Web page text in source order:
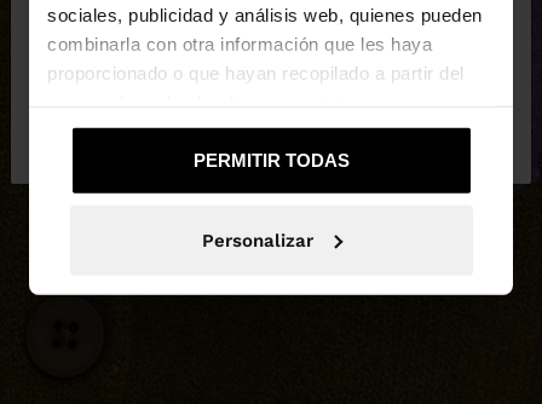
sociales, publicidad y análisis web, quienes pueden
combinarla con otra información que les haya
proporcionado o que hayan recopilado a partir del
PERMITIR TODAS
Personalizar
la web de United States?